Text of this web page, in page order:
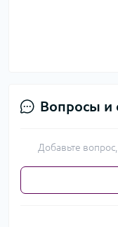
Вопросы и
Добавьте